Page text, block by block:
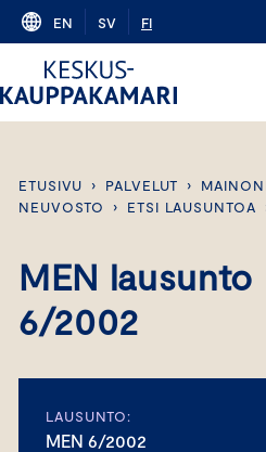
Skip
content
EN SV FI
ETUSIVU › PALVELUT ›
NEUVOSTO
› ETSI LAUSUNTOA
MEN lausunto
6/2002
LAUSUNTO:
MEN 6/2002